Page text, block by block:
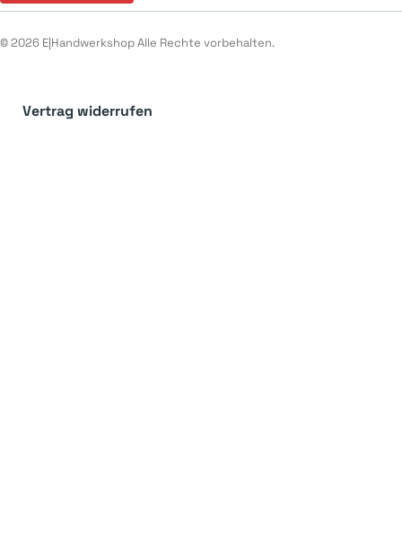
© 2026 E|Handwerkshop Alle Rechte vorbehalten.
Vertrag widerrufen